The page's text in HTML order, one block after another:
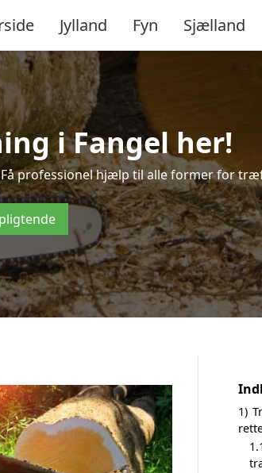
Jylland Fyn Sjælland
i Fangel her!
professionel hjælp til alle former for
1)